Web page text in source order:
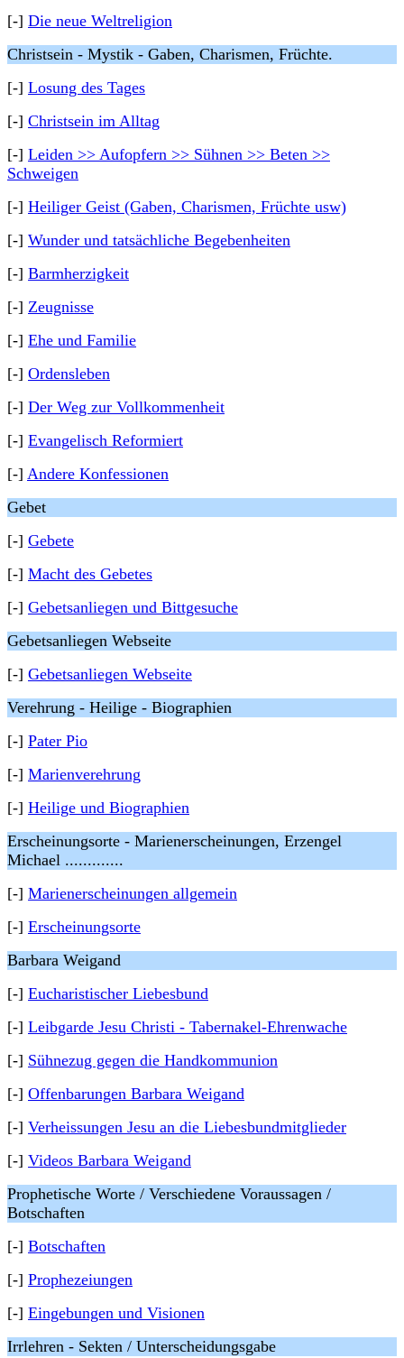
[-] Die neue Weltreligion
Christsein - Mystik - Gaben, Charismen, Früchte.
[-] Losung des Tages
[-] Christsein im Alltag
[-] Leiden >> Aufopfern >> Sühnen >> Beten >>
Schweigen
[-] Heiliger Geist (Gaben, Charismen, Früchte usw)
[-] Wunder und tatsächliche Begebenheiten
[-] Barmherzigkeit
[-] Zeugnisse
[-] Ehe und Familie
[-] Ordensleben
[-] Der Weg zur Vollkommenheit
[-] Evangelisch Reformiert
[-] Andere Konfessionen
Gebet
[-] Gebete
[-] Macht des Gebetes
[-] Gebetsanliegen und Bittgesuche
Gebetsanliegen Webseite
[-] Gebetsanliegen Webseite
Verehrung - Heilige - Biographien
[-] Pater Pio
[-] Marienverehrung
[-] Heilige und Biographien
Erscheinungsorte - Marienerscheinungen, Erzengel
Michael .............
[-] Marienerscheinungen allgemein
[-] Erscheinungsorte
Barbara Weigand
[-] Eucharistischer Liebesbund
[-] Leibgarde Jesu Christi - Tabernakel-Ehrenwache
[-] Sühnezug gegen die Handkommunion
[-] Offenbarungen Barbara Weigand
[-] Verheissungen Jesu an die Liebesbundmitglieder
[-] Videos Barbara Weigand
Prophetische Worte / Verschiedene Voraussagen /
Botschaften
[-] Botschaften
[-] Prophezeiungen
[-] Eingebungen und Visionen
Irrlehren - Sekten / Unterscheidungsgabe